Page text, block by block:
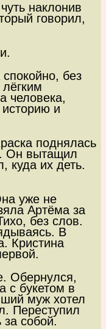
наклонив
говорил,
без
человека,
и
поднялась
Он вытащил
куда их деть.
уже не
Артёма за
без слов.
В
Кристина
Обернулся,
с букетом в
муж хотел
Переступил
за собой.